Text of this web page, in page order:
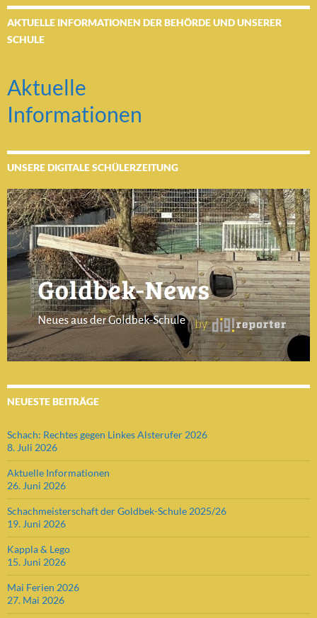
AKTUELLE INFORMATIONEN DER BEHÖRDE UND UNSERER
SCHULE
Aktuelle
Informationen
UNSERE DIGITALE SCHÜLERZEITUNG
NEUESTE BEITRÄGE
Schach: Rechtes gegen Linkes Alsterufer 2026
8. Juli 2026
Aktuelle Informationen
26. Juni 2026
Schachmeisterschaft der Goldbek-Schule 2025/26
19. Juni 2026
Kappla & Lego
15. Juni 2026
Mai Ferien 2026
27. Mai 2026